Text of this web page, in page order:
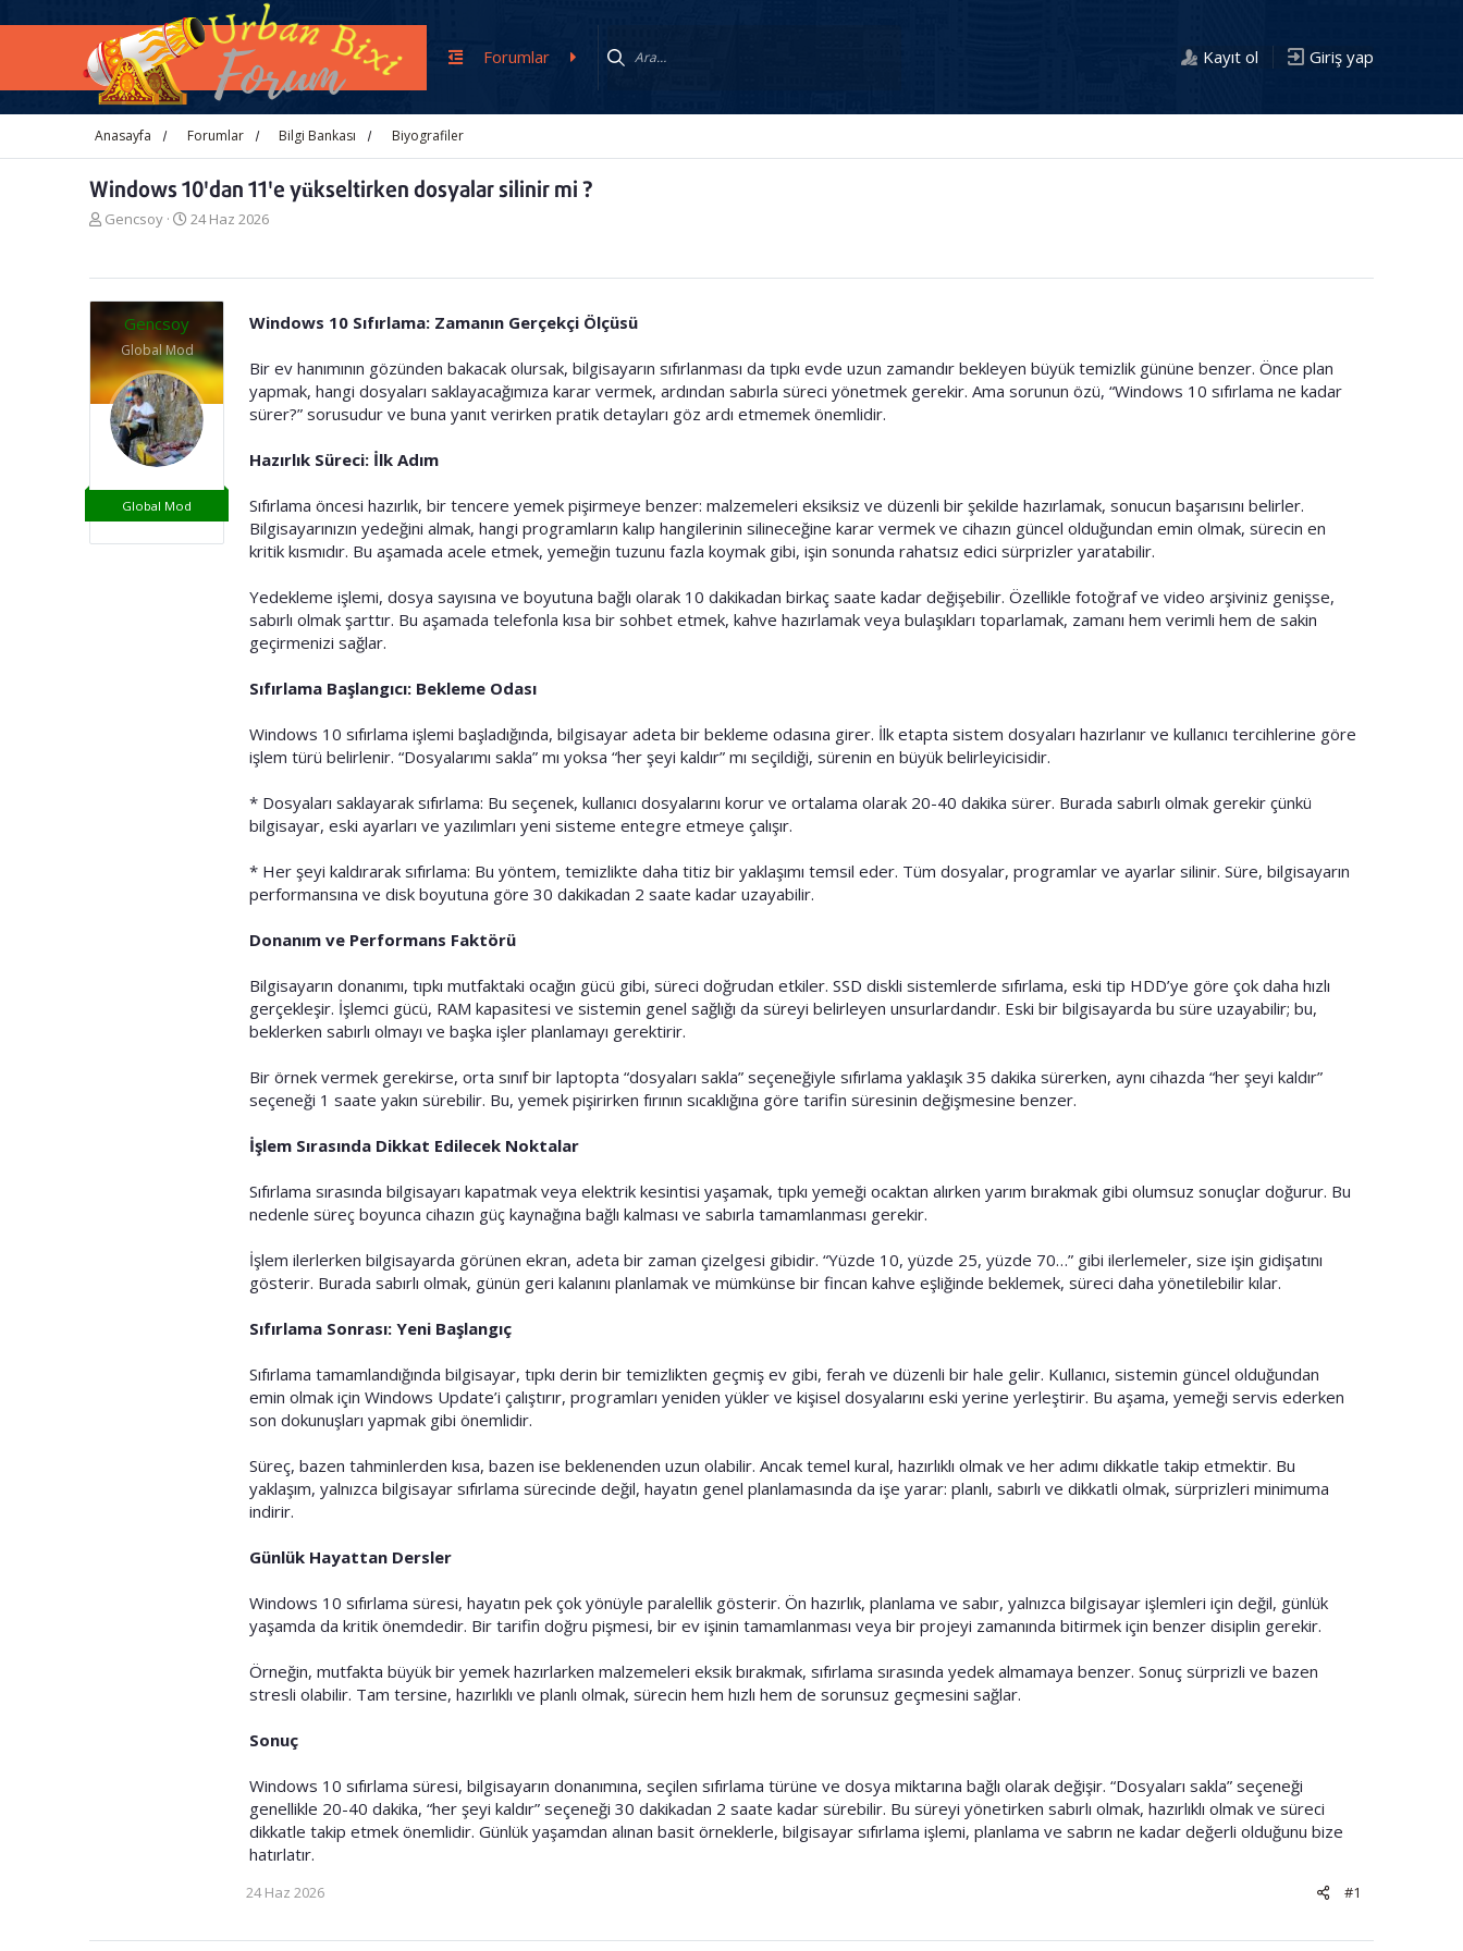
Forumlar Kayıt ol Giriş yap
Anasayfa Forumlar Bilgi Bankası Biyografiler
Windows 10'dan 11'e yükseltirken dosyalar silinir mi ?
K
u
y
u
a
ş
a
Gencsoy
B
l
a
ı
ç
t
a
r
i
i
24 Haz 2026
Gencsoy
Global Mod
Global Mod
Windows 10 Sıfırlama: Zamanın Gerçekçi Ölçüsü
Bir ev hanımının gözünden bakacak olursak, bilgisayarın sıfırlanması da tıpkı evde uzun zamandır bekleyen büyük temizlik gününe benzer. Önce plan
yapmak, hangi dosyaları saklayacağımıza karar vermek, ardından sabırla süreci yönetmek gerekir. Ama sorunun özü, “Windows 10 sıfırlama ne kadar
sürer?” sorusudur ve buna yanıt verirken pratik detayları göz ardı etmemek önemlidir.
Hazırlık Süreci: İlk Adım
Sıfırlama öncesi hazırlık, bir tencere yemek pişirmeye benzer: malzemeleri eksiksiz ve düzenli bir şekilde hazırlamak, sonucun başarısını belirler.
Bilgisayarınızın yedeğini almak, hangi programların kalıp hangilerinin silineceğine karar vermek ve cihazın güncel olduğundan emin olmak, sürecin en
kritik kısmıdır. Bu aşamada acele etmek, yemeğin tuzunu fazla koymak gibi, işin sonunda rahatsız edici sürprizler yaratabilir.
Yedekleme işlemi, dosya sayısına ve boyutuna bağlı olarak 10 dakikadan birkaç saate kadar değişebilir. Özellikle fotoğraf ve video arşiviniz genişse,
sabırlı olmak şarttır. Bu aşamada telefonla kısa bir sohbet etmek, kahve hazırlamak veya bulaşıkları toparlamak, zamanı hem verimli hem de sakin
geçirmenizi sağlar.
Sıfırlama Başlangıcı: Bekleme Odası
Windows 10 sıfırlama işlemi başladığında, bilgisayar adeta bir bekleme odasına girer. İlk etapta sistem dosyaları hazırlanır ve kullanıcı tercihlerine göre
işlem türü belirlenir. “Dosyalarımı sakla” mı yoksa “her şeyi kaldır” mı seçildiği, sürenin en büyük belirleyicisidir.
* Dosyaları saklayarak sıfırlama: Bu seçenek, kullanıcı dosyalarını korur ve ortalama olarak 20-40 dakika sürer. Burada sabırlı olmak gerekir çünkü
bilgisayar, eski ayarları ve yazılımları yeni sisteme entegre etmeye çalışır.
* Her şeyi kaldırarak sıfırlama: Bu yöntem, temizlikte daha titiz bir yaklaşımı temsil eder. Tüm dosyalar, programlar ve ayarlar silinir. Süre, bilgisayarın
performansına ve disk boyutuna göre 30 dakikadan 2 saate kadar uzayabilir.
Donanım ve Performans Faktörü
Bilgisayarın donanımı, tıpkı mutfaktaki ocağın gücü gibi, süreci doğrudan etkiler. SSD diskli sistemlerde sıfırlama, eski tip HDD’ye göre çok daha hızlı
gerçekleşir. İşlemci gücü, RAM kapasitesi ve sistemin genel sağlığı da süreyi belirleyen unsurlardandır. Eski bir bilgisayarda bu süre uzayabilir; bu,
beklerken sabırlı olmayı ve başka işler planlamayı gerektirir.
Bir örnek vermek gerekirse, orta sınıf bir laptopta “dosyaları sakla” seçeneğiyle sıfırlama yaklaşık 35 dakika sürerken, aynı cihazda “her şeyi kaldır”
seçeneği 1 saate yakın sürebilir. Bu, yemek pişirirken fırının sıcaklığına göre tarifin süresinin değişmesine benzer.
İşlem Sırasında Dikkat Edilecek Noktalar
Sıfırlama sırasında bilgisayarı kapatmak veya elektrik kesintisi yaşamak, tıpkı yemeği ocaktan alırken yarım bırakmak gibi olumsuz sonuçlar doğurur. Bu
nedenle süreç boyunca cihazın güç kaynağına bağlı kalması ve sabırla tamamlanması gerekir.
İşlem ilerlerken bilgisayarda görünen ekran, adeta bir zaman çizelgesi gibidir. “Yüzde 10, yüzde 25, yüzde 70…” gibi ilerlemeler, size işin gidişatını
gösterir. Burada sabırlı olmak, günün geri kalanını planlamak ve mümkünse bir fincan kahve eşliğinde beklemek, süreci daha yönetilebilir kılar.
Sıfırlama Sonrası: Yeni Başlangıç
Sıfırlama tamamlandığında bilgisayar, tıpkı derin bir temizlikten geçmiş ev gibi, ferah ve düzenli bir hale gelir. Kullanıcı, sistemin güncel olduğundan
emin olmak için Windows Update’i çalıştırır, programları yeniden yükler ve kişisel dosyalarını eski yerine yerleştirir. Bu aşama, yemeği servis ederken
son dokunuşları yapmak gibi önemlidir.
Süreç, bazen tahminlerden kısa, bazen ise beklenenden uzun olabilir. Ancak temel kural, hazırlıklı olmak ve her adımı dikkatle takip etmektir. Bu
yaklaşım, yalnızca bilgisayar sıfırlama sürecinde değil, hayatın genel planlamasında da işe yarar: planlı, sabırlı ve dikkatli olmak, sürprizleri minimuma
indirir.
Günlük Hayattan Dersler
Windows 10 sıfırlama süresi, hayatın pek çok yönüyle paralellik gösterir. Ön hazırlık, planlama ve sabır, yalnızca bilgisayar işlemleri için değil, günlük
yaşamda da kritik önemdedir. Bir tarifin doğru pişmesi, bir ev işinin tamamlanması veya bir projeyi zamanında bitirmek için benzer disiplin gerekir.
Örneğin, mutfakta büyük bir yemek hazırlarken malzemeleri eksik bırakmak, sıfırlama sırasında yedek almamaya benzer. Sonuç sürprizli ve bazen
stresli olabilir. Tam tersine, hazırlıklı ve planlı olmak, sürecin hem hızlı hem de sorunsuz geçmesini sağlar.
Sonuç
Windows 10 sıfırlama süresi, bilgisayarın donanımına, seçilen sıfırlama türüne ve dosya miktarına bağlı olarak değişir. “Dosyaları sakla” seçeneği
genellikle 20-40 dakika, “her şeyi kaldır” seçeneği 30 dakikadan 2 saate kadar sürebilir. Bu süreyi yönetirken sabırlı olmak, hazırlıklı olmak ve süreci
dikkatle takip etmek önemlidir. Günlük yaşamdan alınan basit örneklerle, bilgisayar sıfırlama işlemi, planlama ve sabrın ne kadar değerli olduğunu bize
hatırlatır.
#1
24 Haz 2026